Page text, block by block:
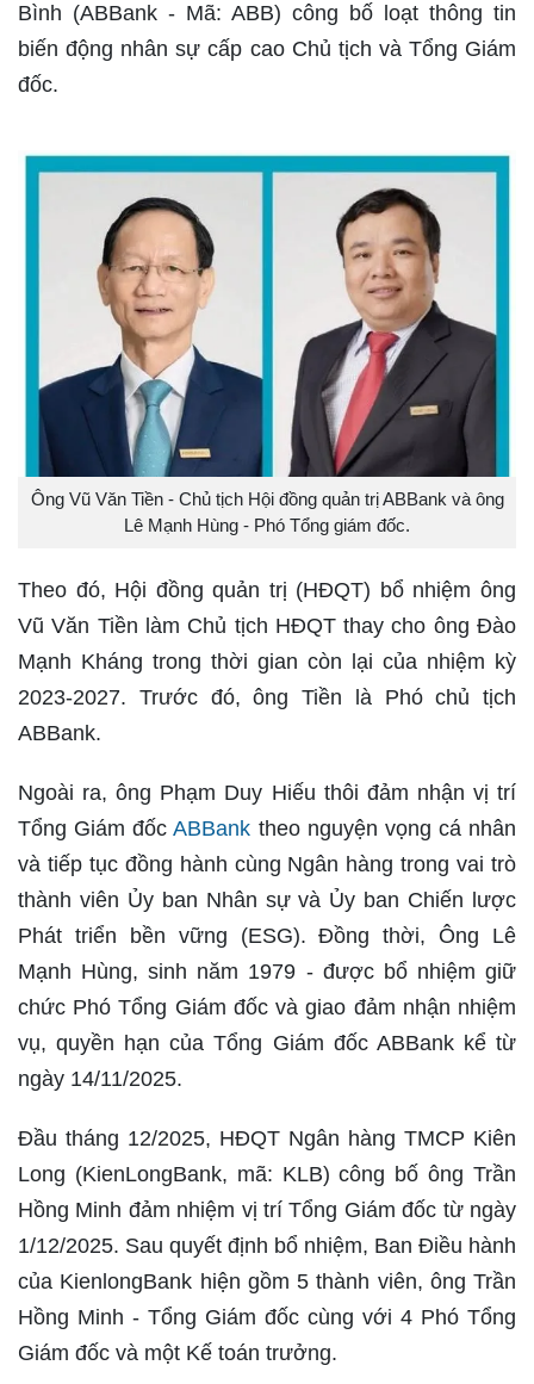
Bình (ABBank - Mã: ABB) công bố loạt thông tin
biến động nhân sự cấp cao Chủ tịch và Tổng Giám
đốc.
Ông Vũ Văn Tiền - Chủ tịch Hội đồng quản trị ABBank và ông
Lê Mạnh Hùng - Phó Tổng giám đốc.
Theo đó, Hội đồng quản trị (HĐQT) bổ nhiệm ông
Vũ Văn Tiền làm Chủ tịch HĐQT thay cho ông Đào
Mạnh Kháng trong thời gian còn lại của nhiệm kỳ
2023-2027. Trước đó, ông Tiền là Phó chủ tịch
ABBank.
Ngoài ra, ông Phạm Duy Hiếu thôi đảm nhận vị trí
Tổng Giám đốcABBank theo nguyện vọng cá nhân
và tiếp tục đồng hành cùng Ngân hàng trong vai trò
thành viên Ủy ban Nhân sự và Ủy ban Chiến lược
Phát triển bền vững (ESG). Đồng thời, Ông Lê
Mạnh Hùng, sinh năm 1979 - được bổ nhiệm giữ
chức Phó Tổng Giám đốc và giao đảm nhận nhiệm
vụ, quyền hạn của Tổng Giám đốc ABBank kể từ
ngày 14/11/2025.
Đầu tháng 12/2025, HĐQT Ngân hàng TMCP Kiên
Long (KienLongBank, mã: KLB) công bố ông Trần
Hồng Minh đảm nhiệm vị trí Tổng Giám đốc từ ngày
1/12/2025. Sau quyết định bổ nhiệm, Ban Điều hành
của KienlongBank hiện gồm 5 thành viên, ông Trần
Hồng Minh - Tổng Giám đốc cùng với 4 Phó Tổng
Giám đốc và một Kế toán trưởng.